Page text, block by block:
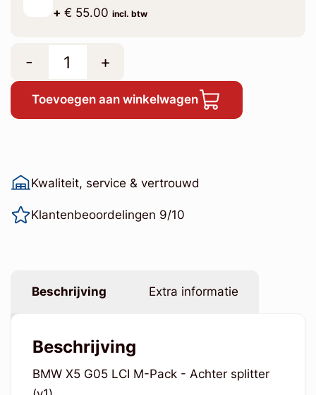
+ € 55.00 incl. btw
- +
Toevoegen aan winkelwagen
Kwaliteit, service & vertrouwd
Klantenbeoordelingen 9/10
Beschrijving Extra informatie
Beschrijving
BMW X5 G05 LCI M-Pack - Achter splitter